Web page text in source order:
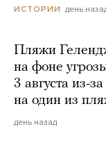
ИСТОРИИ день
Пляжи
на фоне
3 августа из-
на один из
день назад